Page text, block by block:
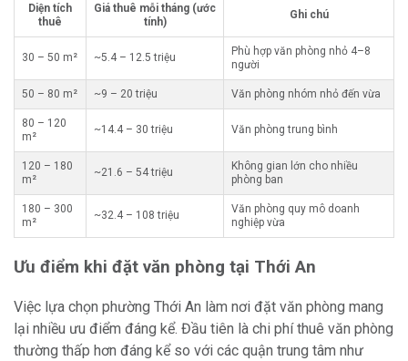
Diện tích
thuê
Giá thuê mỗi tháng (ước
tính)
Ghi chú
30 – 50 m² ~5.4 – 12.5 triệu
Phù hợp văn phòng nhỏ 4–8
người
50 – 80 m² ~9 – 20 triệu Văn phòng nhóm nhỏ đến vừa
80 – 120
m²
~14.4 – 30 triệu Văn phòng trung bình
120 – 180
m²
~21.6 – 54 triệu
Không gian lớn cho nhiều
phòng ban
180 – 300
m²
~32.4 – 108 triệu
Văn phòng quy mô doanh
nghiệp vừa
Ưu điểm khi đặt văn phòng tại Thới An
Việc lựa chọn phường Thới An làm nơi đặt văn phòng mang
lại nhiều ưu điểm đáng kể. Đầu tiên là chi phí thuê văn phòng
thường thấp hơn đáng kể so với các quận trung tâm như